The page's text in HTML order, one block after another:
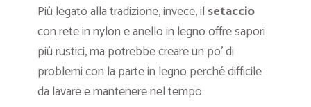
Più legato alla tradizione, invece, il setaccio
con rete in nylon e anello in legno offre sapori
più rustici, ma potrebbe creare un po’ di
problemi con la parte in legno perché difficile
da lavare e mantenere nel tempo.